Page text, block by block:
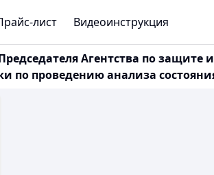
лист Видеоинструкция
Агентства по защите
по проведению анализа